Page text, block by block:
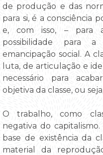
de produção e das
para si, é a consciência
e, com isso, – para
possibilidade para
emancipação social. A
luta, de articulação e
necessário para
objetiva da classe, ou
O trabalho, como
negativa do
base de existência da
material da